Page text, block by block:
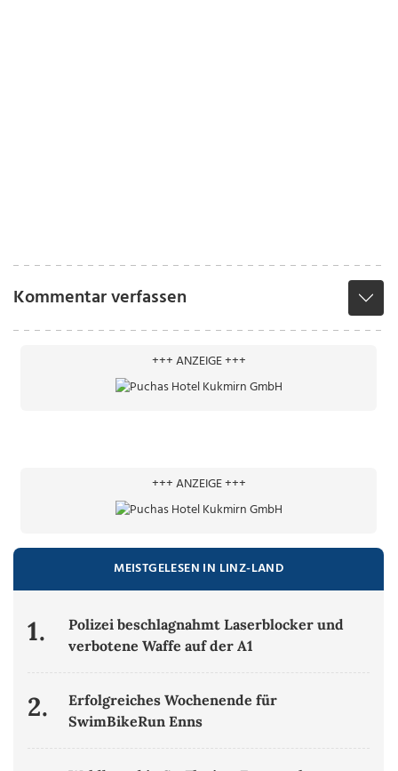
Kommentar verfassen
+++ ANZEIGE +++
+++ ANZEIGE +++
MEISTGELESEN IN LINZ-LAND
1.
Polizei beschlagnahmt Laserblocker und
verbotene Waffe auf der A1
2.
Erfolgreiches Wochenende für
SwimBikeRun Enns